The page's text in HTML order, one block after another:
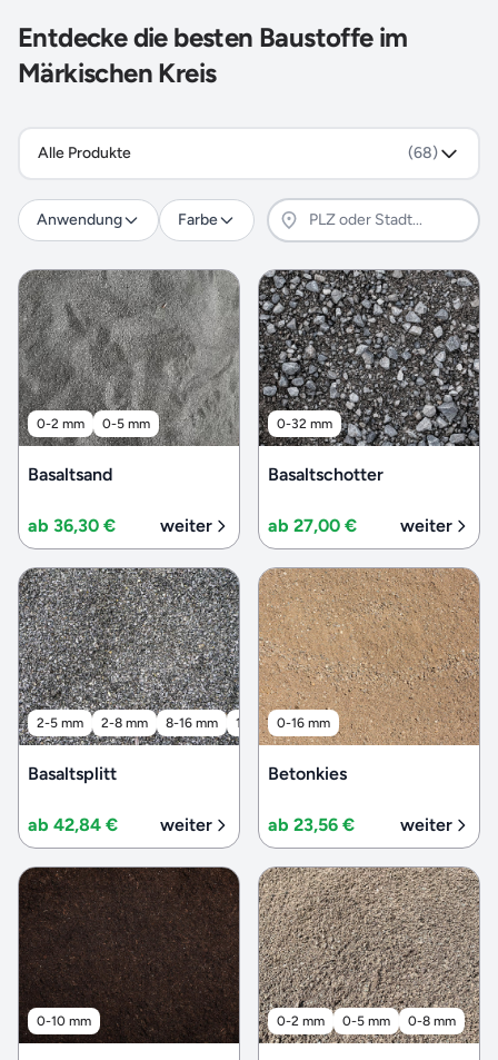
Entdecke die besten Baustoffe im
Märkischen Kreis
Alle Produkte (68)
Anwendung Farbe
0-2 mm 0-5 mm
Basaltsand
ab 36,30 € weiter
0-32 mm
Basaltschotter
ab 27,00 € weiter
2-5 mm 2-8 mm 8-16 mm 16-32 mm 32-56 mm
Basaltsplitt
ab 42,84 € weiter
0-16 mm
Betonkies
ab 23,56 € weiter
0-10 mm 0-2 mm 0-5 mm 0-8 mm